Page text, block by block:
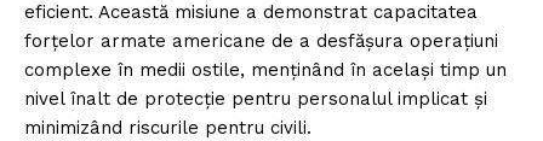
eficient. Această misiune a demonstrat capacitatea
forțelor armate americane de a desfășura operațiuni
complexe în medii ostile, menținând în același timp un
nivel înalt de protecție pentru personalul implicat și
minimizând riscurile pentru civili.